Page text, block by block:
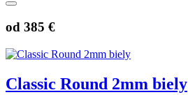
od 385 €
Classic Round 2mm biely